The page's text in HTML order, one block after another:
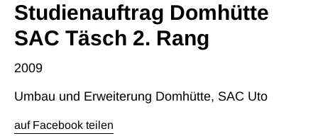
Studienauftrag Domhütte
SAC Täsch 2. Rang
2009
Umbau und Erweiterung Domhütte, SAC Uto
auf Facebook teilen